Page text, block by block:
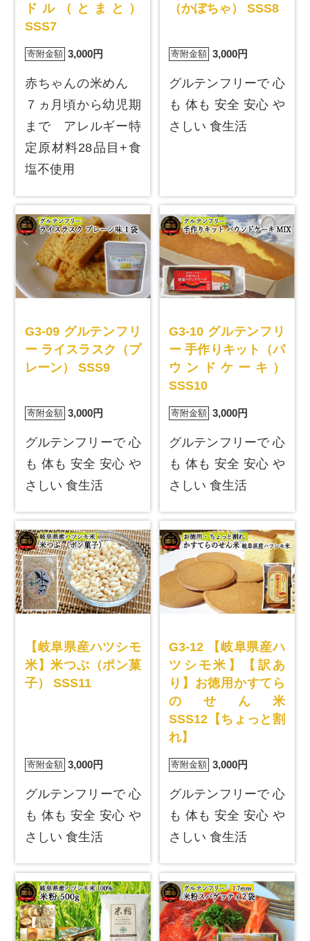
ドル（とまと）
SSS7
寄附金額 3,000円
赤ちゃんの米めん
７ヵ月頃から幼児期
まで アレルギー特
定原材料28品目+食
塩不使用
（かぼちゃ） SSS8
寄附金額 3,000円
グルテンフリーで 心
も 体も 安全 安心 や
さしい 食生活
G3-09 グルテンフリ
ー ライスラスク（プ
レーン） SSS9
寄附金額 3,000円
グルテンフリーで 心
も 体も 安全 安心 や
さしい 食生活
G3-10 グルテンフリ
ー 手作りキット（パ
ウンドケーキ）
SSS10
寄附金額 3,000円
グルテンフリーで 心
も 体も 安全 安心 や
さしい 食生活
【岐阜県産ハツシモ
米】米つぶ（ポン菓
子） SSS11
寄附金額 3,000円
グルテンフリーで 心
も 体も 安全 安心 や
さしい 食生活
G3-12 【岐阜県産ハ
ツシモ米】【訳あ
り】お徳用かすてら
のせん米
SSS12【ちょっと割
れ】
寄附金額 3,000円
グルテンフリーで 心
も 体も 安全 安心 や
さしい 食生活